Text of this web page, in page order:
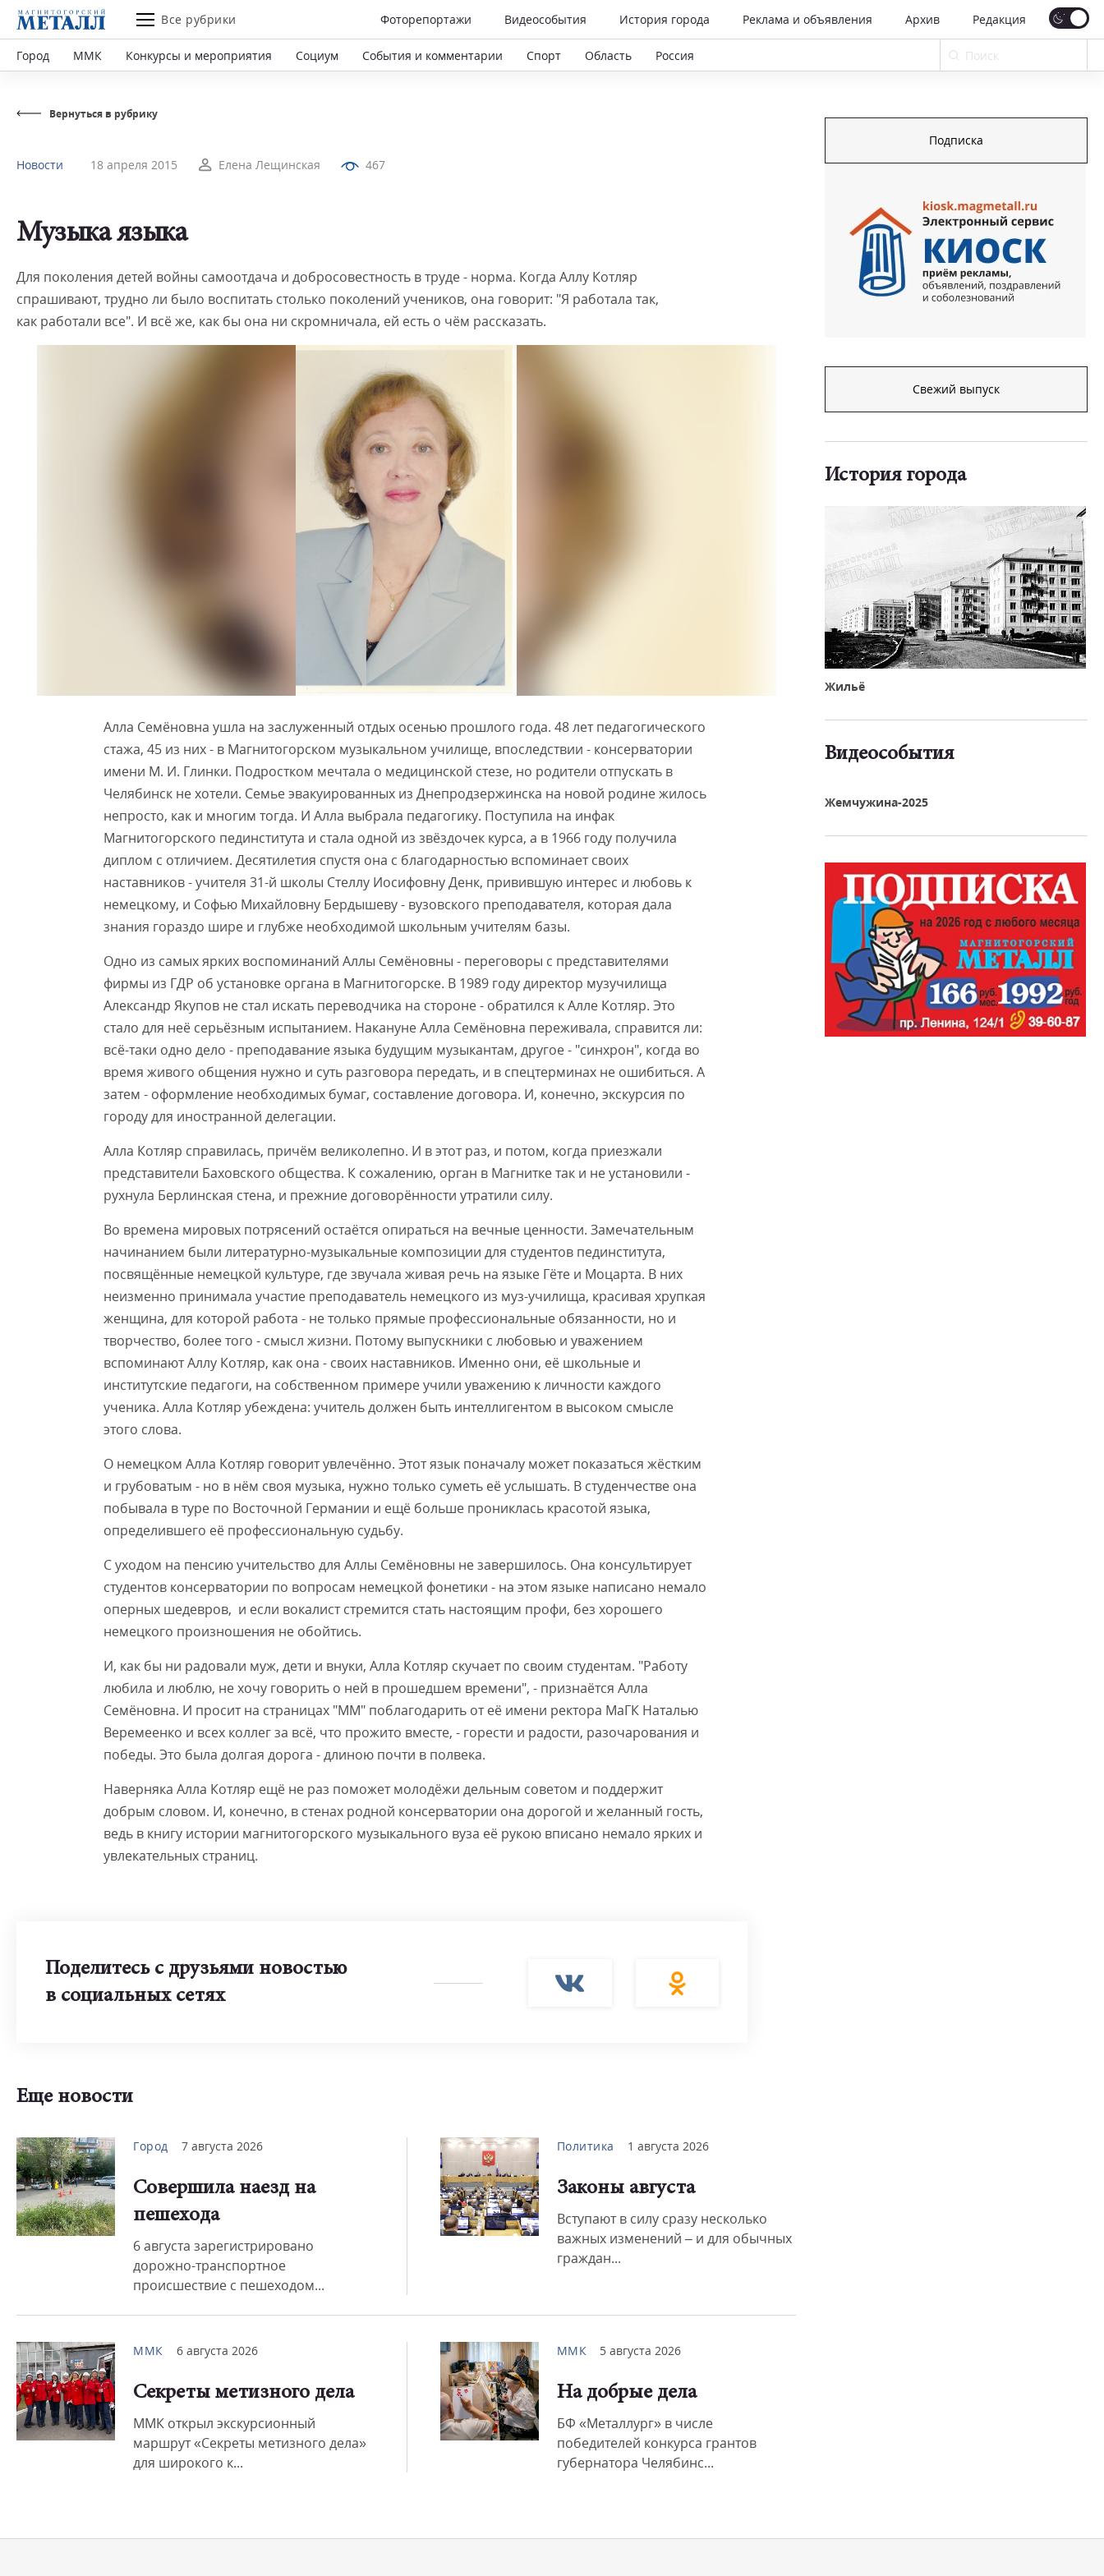
Все рубрики Фоторепортажи Видеособытия История города Реклама и объявления Архив Редакция
Город ММК Конкурсы и мероприятия Социум События и комментарии Спорт Область Россия
Вернуться в рубрику
Новости 18 апреля 2015 Елена Лещинская 467
Музыка языка
Для поколения детей войны самоотдача и добросовестность в труде - норма. Когда Аллу Котляр
спрашивают, трудно ли было воспитать столько поколений учеников, она говорит: "Я работала так,
как работали все". И всё же, как бы она ни скромничала, ей есть о чём рассказать.
Алла Семёновна ушла на заслуженный отдых осенью прошлого года. 48 лет педагогического
стажа, 45 из них - в Магнитогорском музыкальном училище, впоследствии - консерватории
имени М. И. Глинки. Подростком мечтала о медицинской стезе, но родители отпускать в
Челябинск не хотели. Семье эвакуированных из Днепродзержинска на новой родине жилось
непросто, как и многим тогда. И Алла выбрала педагогику. Поступила на инфак
Магнитогорского пединститута и стала одной из звёздочек курса, а в 1966 году получила
диплом с отличием. Десятилетия спустя она с благодарностью вспоминает своих
наставников - учителя 31-й школы Стеллу Иосифовну Денк, привившую интерес и любовь к
немецкому, и Софью Михайловну Бердышеву - вузовского преподавателя, которая дала
знания гораздо шире и глубже необходимой школьным учителям базы.
Одно из самых ярких воспоминаний Аллы Семёновны - переговоры с представителями
фирмы из ГДР об установке органа в Магнитогорске. В 1989 году директор музучилища
Александр Якупов не стал искать переводчика на стороне - обратился к Алле Котляр. Это
стало для неё серьёзным испытанием. Накануне Алла Семёновна переживала, справится ли:
всё-таки одно дело - преподавание языка будущим музыкантам, другое - "синхрон", когда во
время живого общения нужно и суть разговора передать, и в спецтерминах не ошибиться. А
затем - оформление необходимых бумаг, составление договора. И, конечно, экскурсия по
городу для иностранной делегации.
Алла Котляр справилась, причём великолепно. И в этот раз, и потом, когда приезжали
представители Баховского общества. К сожалению, орган в Магнитке так и не установили -
рухнула Берлинская стена, и прежние договорённости утратили силу.
Во времена мировых потрясений остаётся опираться на вечные ценности. Замечательным
начинанием были литературно-музыкальные композиции для студентов пединститута,
посвящённые немецкой культуре, где звучала живая речь на языке Гёте и Моцарта. В них
неизменно принимала участие преподаватель немецкого из муз-училища, красивая хрупкая
женщина, для которой работа - не только прямые профессиональные обязанности, но и
творчество, более того - смысл жизни. Потому выпускники с любовью и уважением
вспоминают Аллу Котляр, как она - своих наставников. Именно они, её школьные и
институтские педагоги, на собственном примере учили уважению к личности каждого
ученика. Алла Котляр убеждена: учитель должен быть интеллигентом в высоком смысле
этого слова.
О немецком Алла Котляр говорит увлечённо. Этот язык поначалу может показаться жёстким
и грубоватым - но в нём своя музыка, нужно только суметь её услышать. В студенчестве она
побывала в туре по Восточной Германии и ещё больше прониклась красотой языка,
определившего её профессиональную судьбу.
С уходом на пенсию учительство для Аллы Семёновны не завершилось. Она консультирует
студентов консерватории по вопросам немецкой фонетики - на этом языке написано немало
оперных шедевров, и если вокалист стремится стать настоящим профи, без хорошего
немецкого произношения не обойтись.
И, как бы ни радовали муж, дети и внуки, Алла Котляр скучает по своим студентам. "Работу
любила и люблю, не хочу говорить о ней в прошедшем времени", - признаётся Алла
Семёновна. И просит на страницах "ММ" поблагодарить от её имени ректора МаГК Наталью
Веремеенко и всех коллег за всё, что прожито вместе, - горести и радости, разочарования и
победы. Это была долгая дорога - длиною почти в полвека.
Наверняка Алла Котляр ещё не раз поможет молодёжи дельным советом и поддержит
добрым словом. И, конечно, в стенах родной консерватории она дорогой и желанный гость,
ведь в книгу истории магнитогорского музыкального вуза её рукою вписано немало ярких и
увлекательных страниц.
Поделитесь с друзьями новостью
в социальных сетях
Еще новости
Город 7 августа 2026
Совершила наезд на
пешехода
6 августа зарегистрировано
дорожно-транспортное
происшествие с пешеходом...
Политика 1 августа 2026
Законы августа
Вступают в силу сразу несколько
важных изменений – и для обычных
граждан...
ММК 6 августа 2026
Секреты метизного дела
ММК открыл экскурсионный
маршрут «Секреты метизного дела»
для широкого к...
ММК 5 августа 2026
На добрые дела
БФ «Металлург» в числе
победителей конкурса грантов
губернатора Челябинс...
Подписка
Свежий выпуск
История города
Жильё
Видеособытия
Жемчужина-2025